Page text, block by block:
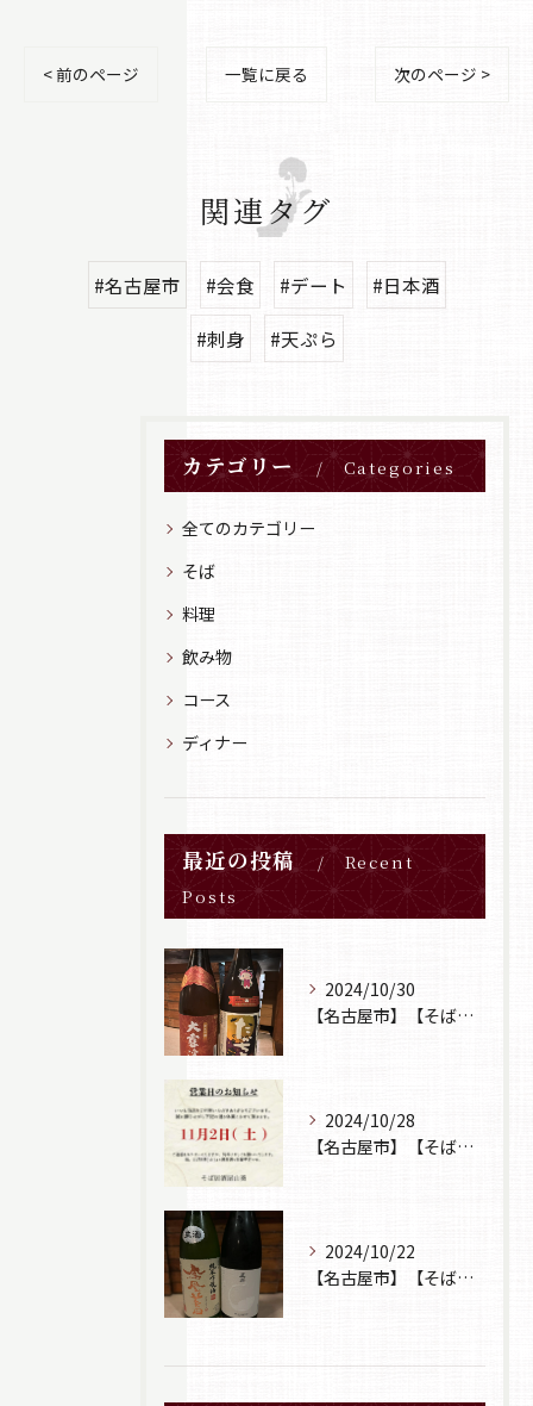
< 前のページ 一覧に戻る 次のページ >
関連タグ
#名古屋市 #会食 #デート #日本酒
#刺身 #天ぷら
カテゴリー Categories
全てのカテゴリー
そば
料理
飲み物
コース
ディナー
最近の投稿
Recent
Posts
2024/10/30
【名古屋市】【そば居酒屋山葵】【日本酒】
2024/10/28
【名古屋市】【そば居酒屋山葵】【営業日のお知らせ】
2024/10/22
【名古屋市】【そば居酒屋山葵】【日本酒】